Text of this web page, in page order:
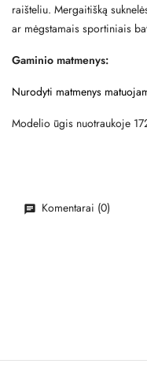
raišteliu. Mergaitišką
ar mėgstamais sportiniais
Gaminio matmenys:
Nurodyti matmenys
Modelio ūgis nuotraukoje
Komentarai (0)